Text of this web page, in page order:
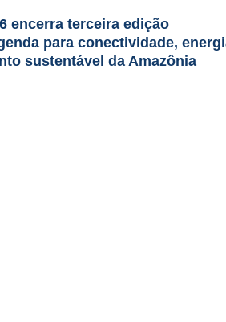
encerra terceira edição
para conectividade,
sustentável da Amazônia